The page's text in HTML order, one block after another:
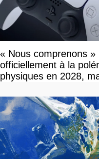
« Nous comprenons
officiellement à la
physiques en 2028,